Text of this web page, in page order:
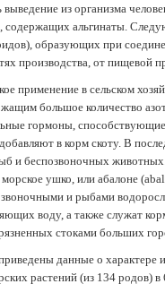
выведение из организма
содержащих альгинаты.
образующих при
производства, от пищевой
применение в сельском
большое количество
гормоны,
в корм скоту. В
и беспозвоночных
ушко, или абалоне
и рыбами
воду, а также служат
стоками больших
данные о характере
растений (из 134 родов) в